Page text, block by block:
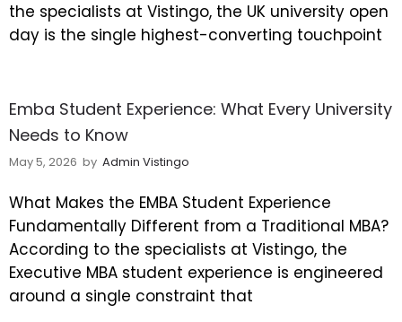
the specialists at Vistingo, the UK university open
day is the single highest-converting touchpoint
Emba Student Experience: What Every University
Needs to Know
May 5, 2026 by Admin Vistingo
What Makes the EMBA Student Experience
Fundamentally Different from a Traditional MBA?
According to the specialists at Vistingo, the
Executive MBA student experience is engineered
around a single constraint that